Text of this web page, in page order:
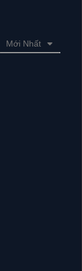
Mới Nhất